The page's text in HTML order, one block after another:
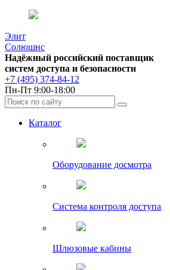
Элит
Солюшнс
Надёжный российский поставщик
систем доступа и безопасности
+7 (495) 374-84-12
Пн-Пт 9:00-18:00
Каталог
Оборудование досмотра
Система контроля доступа
Шлюзовые кабины